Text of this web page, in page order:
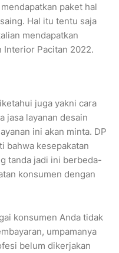
paket hal
Hal itu tentu saja
mendapatkan
Interior Pacitan 2022.
juga yakni cara
jasa layanan desain
ini akan minta. DP
bahwa kesepakatan
tanda jadi ini berbeda-
konsumen dengan
konsumen Anda tidak
umpamanya
belum dikerjakan